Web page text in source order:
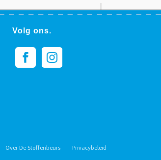
Volg ons.
Over De Stoffenbeurs Privacybeleid